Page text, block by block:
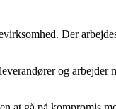
Der
og arbejder